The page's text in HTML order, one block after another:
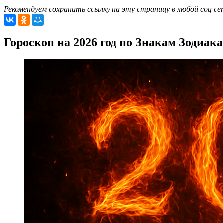
Рекомендуем сохранить ссылку на эту страницу в любой соц
Гороскоп на 2026 год по Знакам Зодиака